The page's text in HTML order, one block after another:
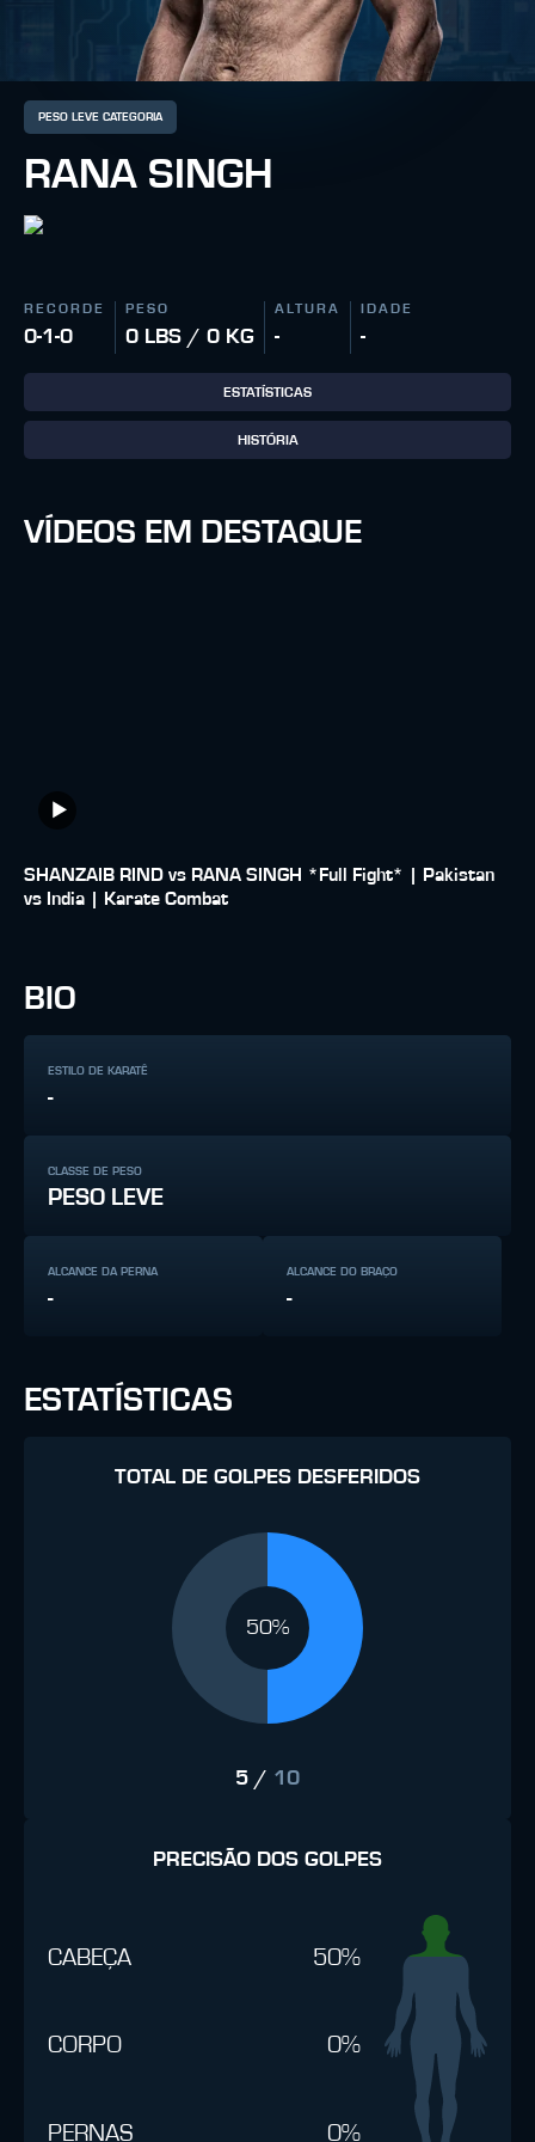
PESO LEVE CATEGORIA
RANA SINGH
RECORDE
0-1-0
PESO
0 LBS / 0 KG
ALTURA
-
IDADE
-
ESTATÍSTICAS
HISTÓRIA
VÍDEOS EM DESTAQUE
SHANZAIB RIND vs RANA SINGH *Full Fight* | Pakistan
vs India | Karate Combat
BIO
ESTILO DE KARATÊ
-
CLASSE DE PESO
PESO LEVE
ALCANCE DA PERNA
-
ALCANCE DO BRAÇO
-
ESTATÍSTICAS
TOTAL DE GOLPES DESFERIDOS
50%
5 / 10
PRECISÃO DOS GOLPES
CABEÇA 50%
CORPO 0%
PERNAS 0%